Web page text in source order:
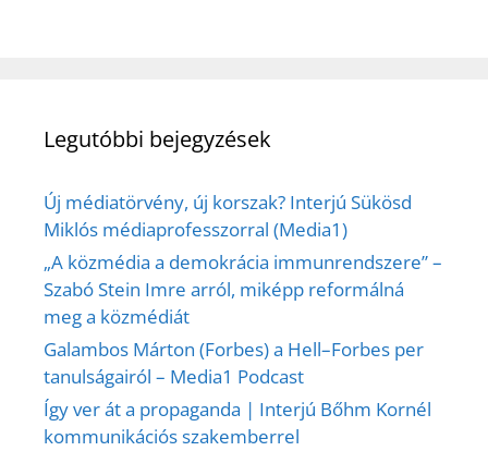
Legutóbbi bejegyzések
Új médiatörvény, új korszak? Interjú Sükösd
Miklós médiaprofesszorral (Media1)
„A közmédia a demokrácia immunrendszere” –
Szabó Stein Imre arról, miképp reformálná
meg a közmédiát
Galambos Márton (Forbes) a Hell–Forbes per
tanulságairól – Media1 Podcast
Így ver át a propaganda | Interjú Bőhm Kornél
kommunikációs szakemberrel